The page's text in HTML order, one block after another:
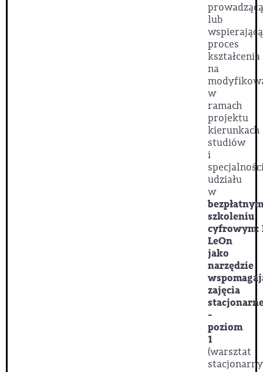
prowadzącą
lub
wspierającą
proces
kształcenia
na
w
ramach
projektu
kierunkach
studiów
i
udziału
w
bezpłatnym
szkoleniu
cyfrowym:
LeOn
jako
narzędzie
zajęcia
-
poziom
1
(warsztat